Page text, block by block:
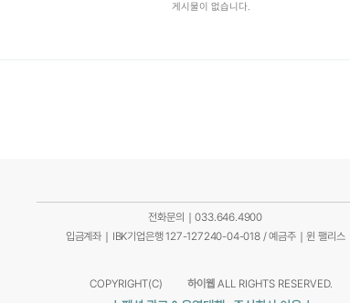
게시물이 없습니다.
전화문의｜033.646.4900
입금계좌｜IBK기업은행 127-127240-04-018 / 예금주｜윈 팰리스
COPYRIGHT(C) 하이웹 ALL RIGHTS RESERVED.